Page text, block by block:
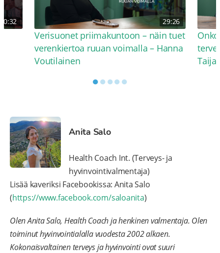
30:32 29:26
Verisuonet priimakuntoon – näin tuet
verenkiertoa ruuan voimalla – Hanna
Voutilainen
Taija
●●●●●
Anita Salo
Health Coach Int. (Terveys- ja
hyvinvointivalmentaja)
Lisää kaveriksi Facebookissa: Anita Salo
(https://www.facebook.com/saloanita)
Olen Anita Salo, Health Coach ja henkinen valmentaja. Olen
toiminut hyvinvointialalla vuodesta 2002 alkaen.
Kokonaisvaltainen terveys ja hyvinvointi ovat suuri